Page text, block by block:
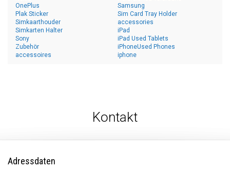
OnePlus
Plak Sticker
Samsung
Sim Card Tray Holder
Simkaarthouder
Simkarten Halter
Sony
Zubehör
accessoires
accessories
iPad
iPad Used Tablets
iPhoneUsed Phones
iphone
Kontakt
Adressdaten